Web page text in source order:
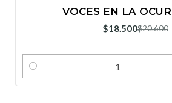
VOCES EN LA
$18.500$20.600
Cantidad